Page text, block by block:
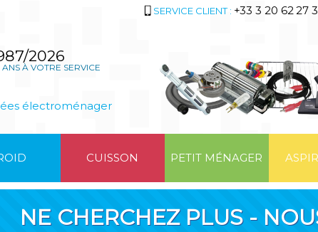
SERVICE CLIENT : +33 3 20 62 27
2026
ANS À VOTRE SERVICE
électroménager
CUISSON PETIT MÉNAGER
NE CHERCHEZ PLUS -